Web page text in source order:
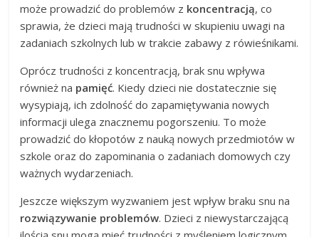
może prowadzić do problemów z koncentracją, co
sprawia, że dzieci mają trudności w skupieniu uwagi na
zadaniach szkolnych lub w trakcie zabawy z rówieśnikami.
Oprócz trudności z koncentracją, brak snu wpływa
również na pamięć. Kiedy dzieci nie dostatecznie się
wysypiają, ich zdolność do zapamiętywania nowych
informacji ulega znacznemu pogorszeniu. To może
prowadzić do kłopotów z nauką nowych przedmiotów w
szkole oraz do zapominania o zadaniach domowych czy
ważnych wydarzeniach.
Jeszcze większym wyzwaniem jest wpływ braku snu na
rozwiązywanie problemów. Dzieci z niewystarczającą